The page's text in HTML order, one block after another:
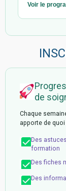
Voir le
de
Chaque
apporte de
Des
formation
Des fiches
Des